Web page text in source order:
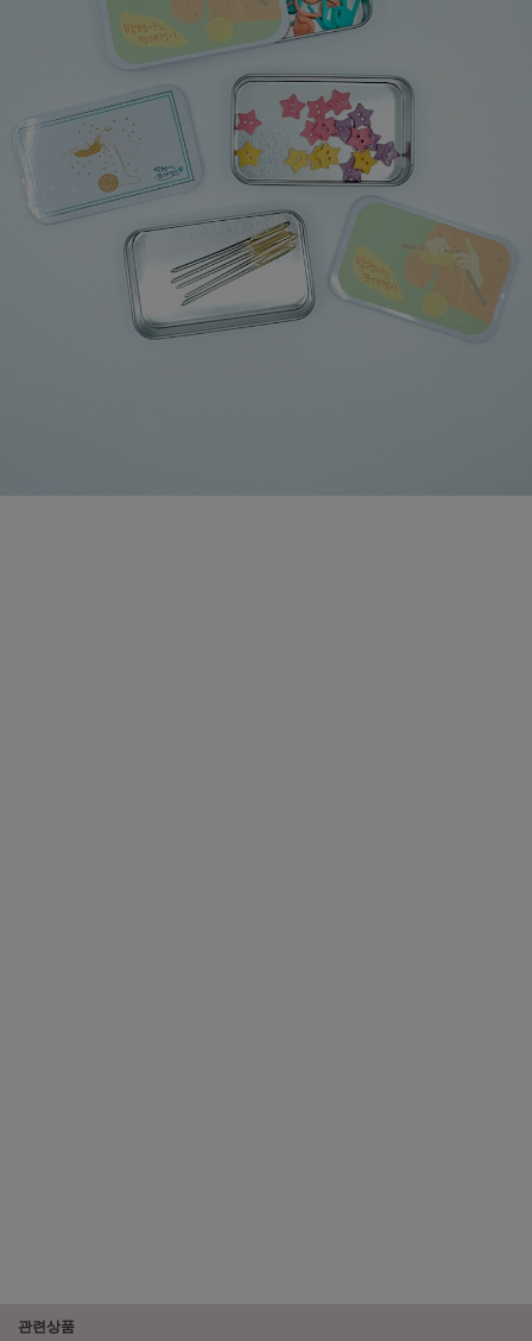
관련상품